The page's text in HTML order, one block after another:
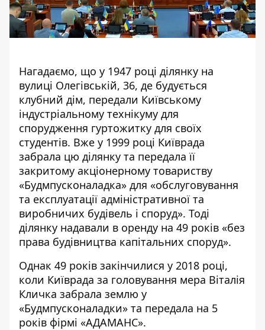
Нагадаємо, що у 1947 році ділянку на
вулиці Олегівській, 36, де будується
клубний дім, передали Київському
індустріальному технікуму для
спорудження гуртожитку для своїх
студентів. Вже у 1999 році Київрада
забрала цю ділянку та передала її
закритому акціонерному товариству
«Будмпусконаладка» для «обслуговування
та експлуатації адміністративної та
виробничих будівель і споруд». Тоді
ділянку надавали в оренду на 49 років «без
права будівництва капітальних споруд».
Однак 49 років закінчилися у 2018 році,
коли Київрада за головування мера Віталія
Кличка забрала землю у
«Будмпусконаладки» та передала на 5
років фірмі «АДАМАНС».